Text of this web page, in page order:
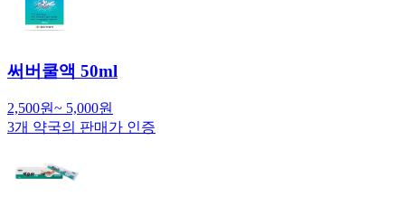
써버쿨액 50ml
2,500원~ 5,000원
3개 약국의 판매가 인증